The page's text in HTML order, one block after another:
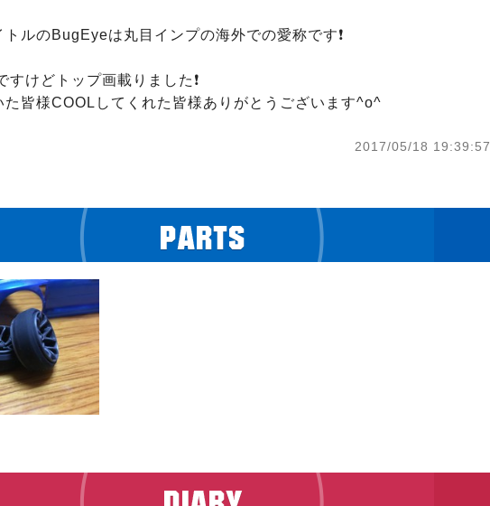
ルのBugEyeは丸目インプの海外での愛称です❗️
すけどトップ画載りました❗️
た皆様COOLしてくれた皆様ありがとうございます^o^
2017/05/18 19:39:57